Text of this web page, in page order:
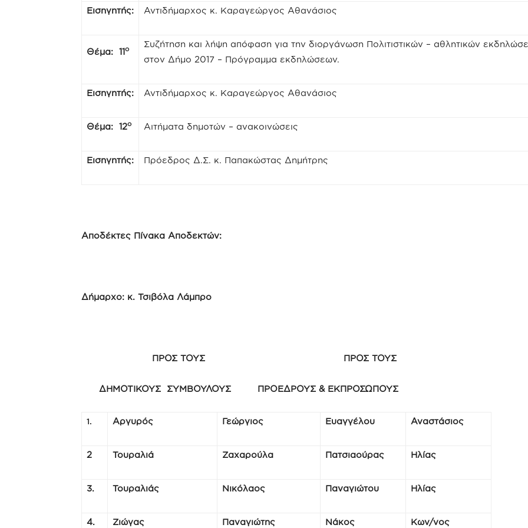
Εισηγητής: Αντιδήμαρχος κ. Καραγεώργος Αθανάσιος
Θέμα: 11ο
Συζήτηση και λήψη απόφαση για την διοργάνωση Πολιτιστικών – αθλητικών
στον Δήμο 2017 – Πρόγραμμα εκδηλώσεων.
Εισηγητής: Αντιδήμαρχος κ. Καραγεώργος Αθανάσιος
Θέμα: 12ο Αιτήματα δημοτών – ανακοινώσεις
Εισηγητής: Πρόεδρος Δ.Σ. κ. Παπακώστας Δημήτρης
Αποδέκτες Πίνακα Αποδεκτών:
Δήμαρχο: κ. Τσιβόλα Λάμπρο
ΠΡΟΣ ΤΟΥΣ ΠΡΟΣ ΤΟΥΣ
ΔΗΜΟΤΙΚΟΥΣ ΣΥΜΒΟΥΛΟΥΣ ΠΡΟΕΔΡΟΥΣ & ΕΚΠΡΟΣΩΠΟΥΣ
1. Αργυρός Γεώργιος Ευαγγέλου Αναστάσιος
2 Τουραλιά Ζαχαρούλα Πατσιαούρας Ηλίας
3. Τουραλιάς Νικόλαος Παναγιώτου Ηλίας
4. Ζιώγας Παναγιώτης Νάκος Κων/νος